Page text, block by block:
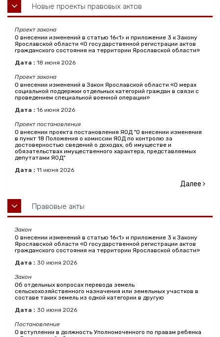
Новые проекты правовых актов
Проект закона
О внесении изменений в статью 16<1> и приложение 3 к Закону
Ярославской области «О государственной регистрации актов
гражданского состояния на территории Ярославской области»
Дата : 18 июня 2026
Проект закона
О внесении изменений в Закон Ярославской области «О мерах
социальной поддержки отдельных категорий граждан в связи с
проведением специальной военной операции»
Дата : 16 июня 2026
Проект постановления
О внесении проекта постановления ЯОД "О внесении изменения
в пункт 18 Положения о комиссии ЯОД по контролю за
достоверностью сведений о доходах, об имуществе и
обязательствах имущественного характера, представляемых
депутатами ЯОД"
Дата : 11 июня 2026
Далее
Правовые акты
Закон
О внесении изменений в статью 16<1> и приложение 3 к Закону
Ярославской области «О государственной регистрации актов
гражданского состояния на территории Ярославской области»
Дата : 30 июня 2026
Закон
Об отдельных вопросах перевода земель
сельскохозяйственного назначения или земельных участков в
составе таких земель из одной категории в другую
Дата : 30 июня 2026
Постановление
О вступлении в должность Уполномоченного по правам ребенка